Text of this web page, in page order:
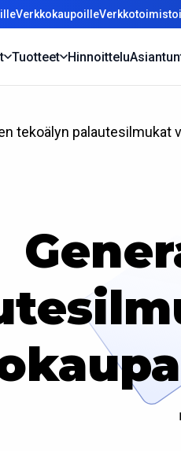
Verkkokaupoille
Tuotteet Hinnoittelu
tekoälyn palautesilmukat